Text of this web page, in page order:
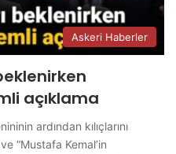
Askeri Haberler
açıklama
ardından kılıçlarını
“Mustafa Kemal’in